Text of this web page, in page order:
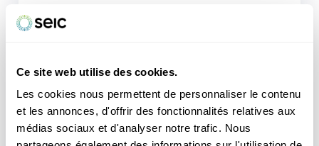
Ce site web utilise des cookies.
Les cookies nous permettent de personnaliser le contenu
et les annonces, d'offrir des fonctionnalités relatives aux
médias sociaux et d'analyser notre trafic. Nous
Découvrir
Sauf indication contraire, tous nos prix s'entendent en CHF TTC